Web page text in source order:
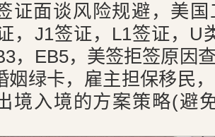
证面谈风险规避，美
，J1签证，L1签证，U
，EB5，美签拒签原因
姻绿卡，雇主担保移民
境入境的方案策略(避